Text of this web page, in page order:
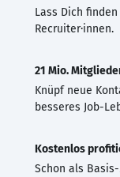
Lass Dich
Recruiter·innen.
21 Mio.
Knüpf neue
besseres Job-
Kostenlos
Schon als